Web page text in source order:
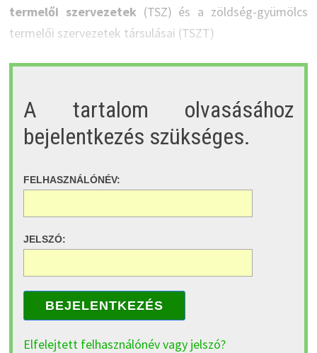
termelői szervezetek(TSZ) és a zöldség-gyümölcs
termelői szervezetek társulásai (TSZT)
A tartalom olvasásához
bejelentkezés szükséges.
FELHASZNÁLÓNÉV:
JELSZÓ:
BEJELENTKEZÉS
Elfelejtett felhasználónév vagy jelszó?